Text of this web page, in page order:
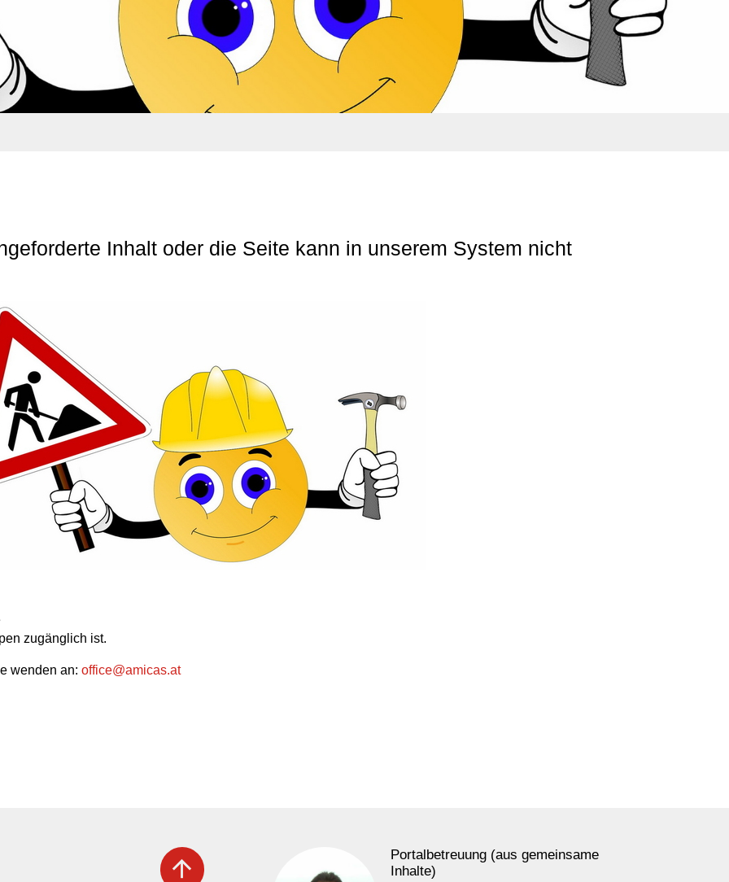
Inhalt oder die Seite kann in unserem System nicht
zugänglich ist.
wenden an: office@amicas.at
arrow_upward
Portalbetreuung (aus gemeinsame
Inhalte)